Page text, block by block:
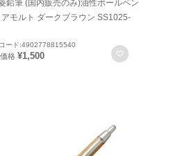
りに登録
鉛筆 (国内販売のみ)油性ボールペン
アモルト ダークブラウン SS1025-
ード:4902778815540
格 ¥1,500